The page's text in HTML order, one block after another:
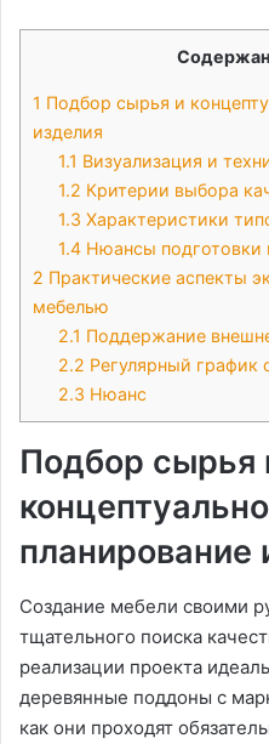
1 Подбор сырья и
изделия
1.1 Визуализация и
1.2 Критерии выбора
1.3 Характеристики
1.4 Нюансы подготовки
2 Практические аспекты
мебелью
2.1 Поддержание
2.2 Регулярный график
2.3 Нюанс
Подбор сырья
планирование
Создание мебели своими
тщательного поиска
реализации проекта
деревянные поддоны с
как они проходят